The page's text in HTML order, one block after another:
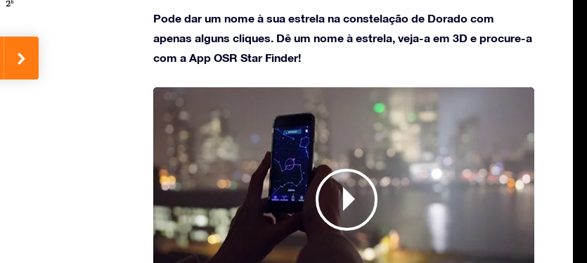
Pode dar um nome à sua estrela na constelação de Dorado com
apenas alguns cliques. Dê um nome à estrela, veja-a em 3D e procure-a
com a App OSR Star Finder!